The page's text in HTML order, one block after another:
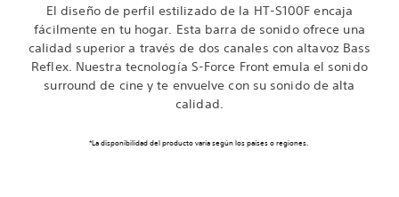
El diseño de perfil estilizado de la HT-S100F encaja
fácilmente en tu hogar. Esta barra de sonido ofrece una
calidad superior a través de dos canales con altavoz Bass
Reflex. Nuestra tecnología S-Force Front emula el sonido
surround de cine y te envuelve con su sonido de alta
calidad.
*La disponibilidad del producto varía según los países o regiones.